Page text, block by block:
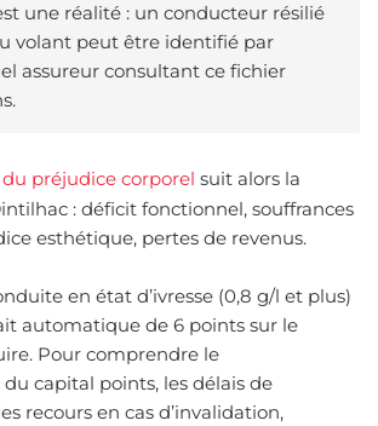
une réalité : un conducteur résilié
volant peut être identifié par
assureur consultant ce fichier
préjudice corporel suit alors la
: déficit fonctionnel, souffrances
esthétique, pertes de revenus.
en état d’ivresse (0,8 g/l et plus)
automatique de 6 points sur le
Pour comprendre le
capital points, les délais de
recours en cas d’invalidation,